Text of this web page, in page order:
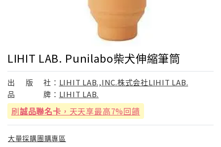
LIHIT LAB. Punilabo柴犬伸縮筆筒
出 版 社： LIHIT LAB.,INC.株式会社LIHIT LAB.
品
牌： LIHIT LAB.
刷誠品聯名卡 ，天天享最高7%回饋
大量採購團購專區